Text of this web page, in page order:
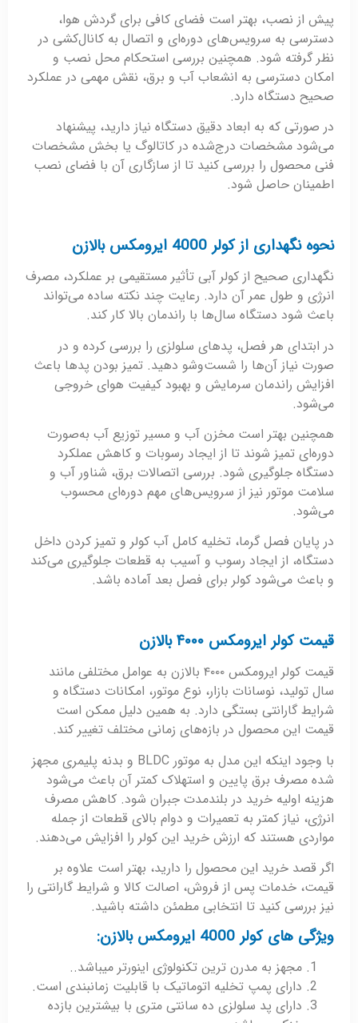
پیش از نصب، بهتر است فضای کافی برای گردش هوا،
دسترسی به سرویس‌های دوره‌ای و اتصال به کانال‌کشی در
نظر گرفته شود. همچنین بررسی استحکام محل نصب و
امکان دسترسی به انشعاب آب و برق، نقش مهمی در عملکرد
صحیح دستگاه دارد.
در صورتی که به ابعاد دقیق دستگاه نیاز دارید، پیشنهاد
می‌شود مشخصات درج‌شده در کاتالوگ یا بخش مشخصات
فنی محصول را بررسی کنید تا از سازگاری آن با فضای نصب
اطمینان حاصل شود.
نحوه نگهداری از کولر 4000 ایرومکس بالازن
نگهداری صحیح از کولر آبی تأثیر مستقیمی بر عملکرد، مصرف
انرژی و طول عمر آن دارد. رعایت چند نکته ساده می‌تواند
باعث شود دستگاه سال‌ها با راندمان بالا کار کند.
در ابتدای هر فصل، پدهای سلولزی را بررسی کرده و در
صورت نیاز آن‌ها را شست‌وشو دهید. تمیز بودن پدها باعث
افزایش راندمان سرمایش و بهبود کیفیت هوای خروجی
می‌شود.
همچنین بهتر است مخزن آب و مسیر توزیع آب به‌صورت
دوره‌ای تمیز شوند تا از ایجاد رسوبات و کاهش عملکرد
دستگاه جلوگیری شود. بررسی اتصالات برق، شناور آب و
سلامت موتور نیز از سرویس‌های مهم دوره‌ای محسوب
می‌شود.
در پایان فصل گرما، تخلیه کامل آب کولر و تمیز کردن داخل
دستگاه، از ایجاد رسوب و آسیب به قطعات جلوگیری می‌کند
و باعث می‌شود کولر برای فصل بعد آماده باشد.
قیمت کولر ایرومکس ۴۰۰۰ بالازن
قیمت کولر ایرومکس ۴۰۰۰ بالازن به عوامل مختلفی مانند
سال تولید، نوسانات بازار، نوع موتور، امکانات دستگاه و
شرایط گارانتی بستگی دارد. به همین دلیل ممکن است
قیمت این محصول در بازه‌های زمانی مختلف تغییر کند.
با وجود اینکه این مدل به موتور BLDC و بدنه پلیمری مجهز
شده مصرف برق پایین و استهلاک کمتر آن باعث می‌شود
هزینه اولیه خرید در بلندمدت جبران شود. کاهش مصرف
انرژی، نیاز کمتر به تعمیرات و دوام بالای قطعات از جمله
مواردی هستند که ارزش خرید این کولر را افزایش می‌دهند.
اگر قصد خرید این محصول را دارید، بهتر است علاوه بر
قیمت، خدمات پس از فروش، اصالت کالا و شرایط گارانتی را
نیز بررسی کنید تا انتخابی مطمئن داشته باشید.
ویژگی های کولر 4000 ایرومکس بالازن:
مجهز به مدرن ترین تکنولوژی اینورتر میباشد..
دارای پمپ تخلیه اتوماتیک با قابلیت زمانبندی است.
دارای پد سلولزی ده سانتی متری با بیشترین بازده